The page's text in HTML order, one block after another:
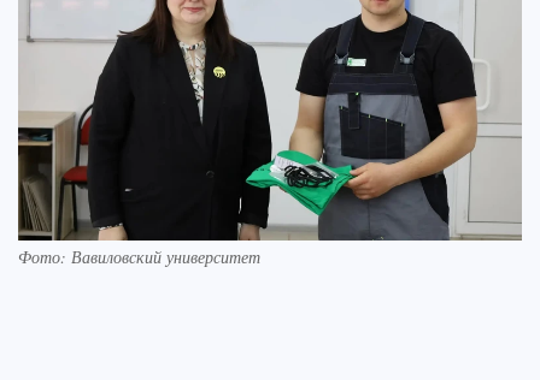
Фото: Вавиловский университет